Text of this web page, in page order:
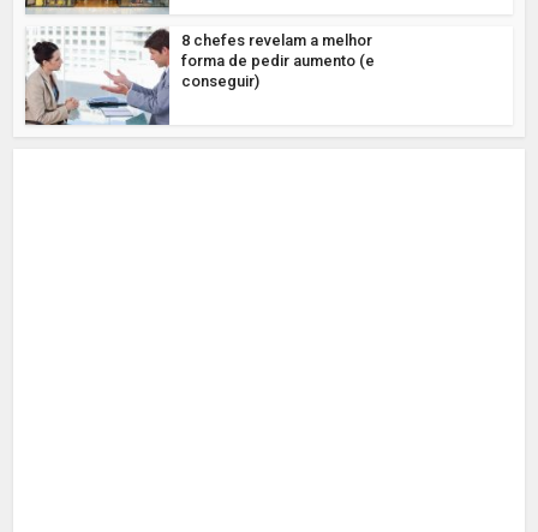
8 chefes revelam a melhor
forma de pedir aumento (e
conseguir)